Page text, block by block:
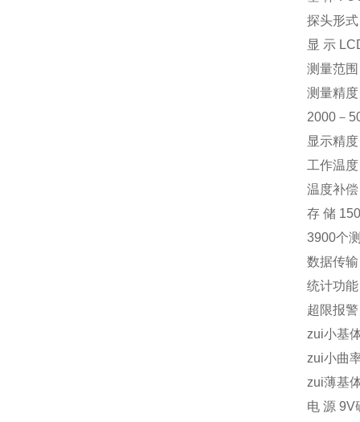
探头形
显 示
测量范
测量精
2000－
显示精
工作温
温度补
存 储
3900个
数据传
统计功
超限报
zui小基
zui小曲
zui薄基
电 源 9V